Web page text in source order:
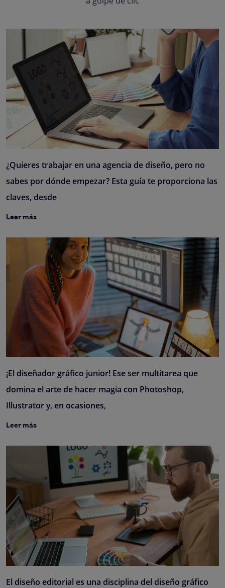
¿Quieres trabajar en una agencia de diseño, pero no
sabes por dónde empezar? Esta guía te proporciona las
claves, desde
Leer más
¡El diseñador gráfico junior! Ese ser multitarea que
domina el arte de hacer magia con Photoshop,
Illustrator y, en ocasiones,
Leer más
El diseño editorial es una disciplina del diseño gráfico